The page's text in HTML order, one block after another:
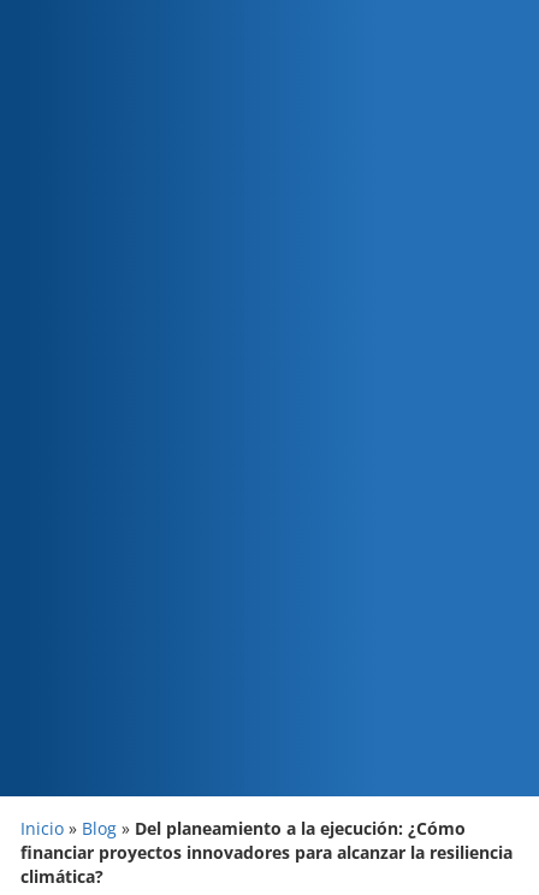
Inicio » Blog » Del planeamiento a la ejecución: ¿Cómo
financiar proyectos innovadores para alcanzar la resiliencia
climática?